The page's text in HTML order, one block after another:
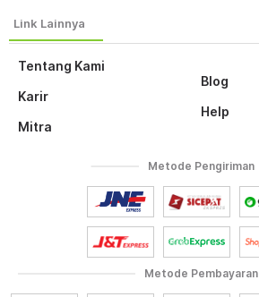
Tentang Kami
Karir
Mitra
Blog
Help
Metode Pembayaran
Metode Pengiriman